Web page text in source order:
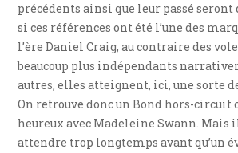
précédents ainsi que leur passé
si ces références ont été l’une des
l’ère Daniel Craig, au contraire des
beaucoup plus indépendants
autres, elles atteignent, ici, une sorte
On retrouve donc un Bond hors-circuit
heureux avec Madeleine Swann. Mais
attendre trop longtemps avant qu’un